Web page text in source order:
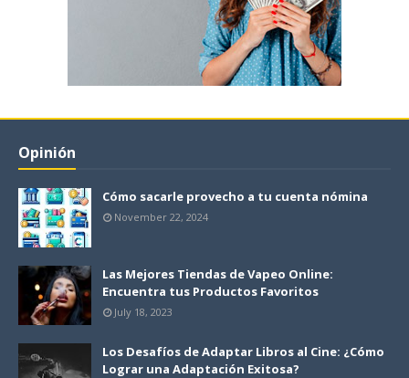
Opinión
Cómo sacarle provecho a tu cuenta nómina
November 22, 2024
Las Mejores Tiendas de Vapeo Online:
Encuentra tus Productos Favoritos
July 18, 2023
Los Desafíos de Adaptar Libros al Cine: ¿Cómo
Lograr una Adaptación Exitosa?